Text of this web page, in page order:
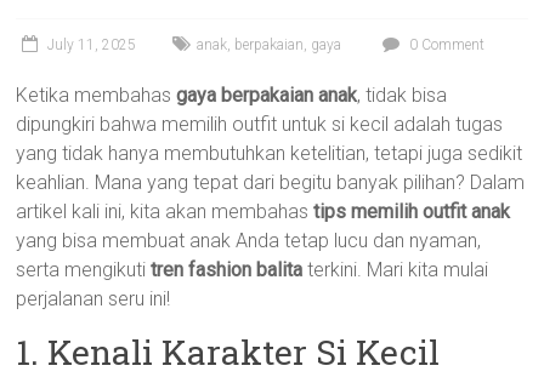
July 11, 2025 anak, berpakaian, gaya 0 Comment
Ketika membahasgaya berpakaian anak, tidak bisa
dipungkiri bahwa memilih outfit untuk si kecil adalah tugas
yang tidak hanya membutuhkan ketelitian, tetapi juga sedikit
keahlian. Mana yang tepat dari begitu banyak pilihan? Dalam
artikel kali ini, kita akan membahastips memilih outfit anak
yang bisa membuat anak Anda tetap lucu dan nyaman,
serta mengikutitren fashion balita terkini. Mari kita mulai
perjalanan seru ini!
1. Kenali Karakter Si Kecil